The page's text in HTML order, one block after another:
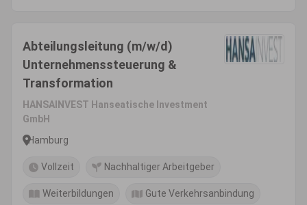
Abteilungsleitung (m/w/d)
Unternehmenssteuerung &
Transformation
HANSAINVEST Hanseatische Investment
GmbH
Hamburg
Vollzeit Nachhaltiger Arbeitgeber
Weiterbildungen Gute Verkehrsanbindung